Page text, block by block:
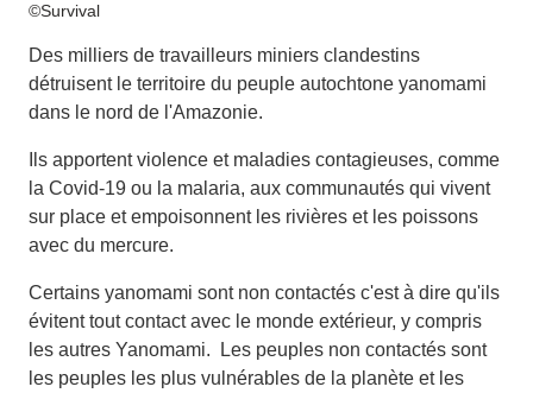
©Survival
Des milliers de travailleurs miniers clandestins
détruisent le territoire du peuple autochtone yanomami
dans le nord de l'Amazonie.
Ils apportent violence et maladies contagieuses, comme
la Covid-19 ou la malaria, aux communautés qui vivent
sur place et empoisonnent les rivières et les poissons
avec du mercure.
Certains yanomami sont non contactés c'est à dire qu'ils
évitent tout contact avec le monde extérieur, y compris
les autres Yanomami. Les peuples non contactés sont
les peuples les plus vulnérables de la planète et les